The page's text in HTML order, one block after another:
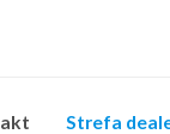
Strefa